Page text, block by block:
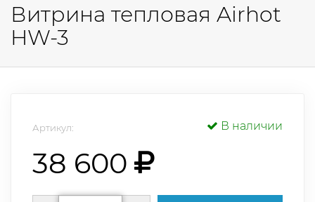
Витрина тепловая Airhot
HW-3
Артикул: В наличии
38 600